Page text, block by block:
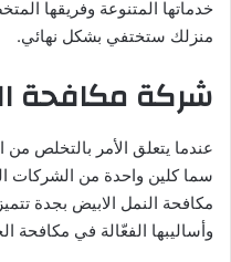
خدماتها المتنوعة وفريقها
منزلك ستختفي بشكل نهائي.
شركة مكافحة
عندما يتعلق الأمر بالتخلص
سما كلين واحدة من الشركات
مكافحة النمل الابيض بجدة
وأساليبها الفعّالة في مكافحة